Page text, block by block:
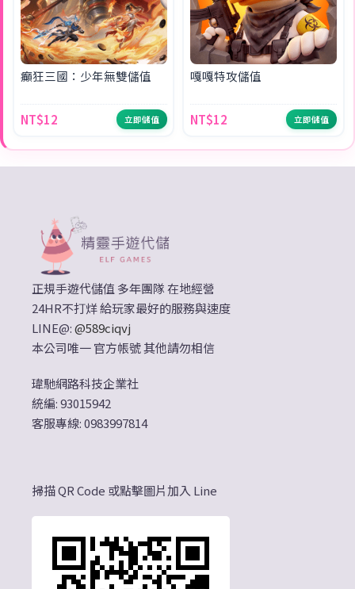
癲狂三國：少年無雙儲值
NT$12 立即儲值
嘎嘎特攻儲值
NT$12 立即儲值
正規手遊代儲值 多年團隊 在地經營
24HR不打烊 給玩家最好的服務與速度
LINE@:@589ciqvj
本公司唯一 官方帳號 其他請勿相信
瑋馳網路科技企業社
統編: 93015942
客服專線: 0983997814
掃描 QR Code 或點擊圖片加入 Line